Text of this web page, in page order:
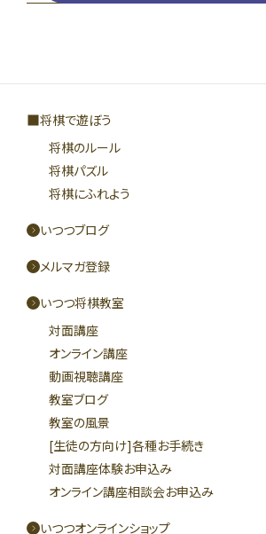
将棋で遊ぼう
将棋のルール
将棋パズル
将棋にふれよう
いつつブログ
メルマガ登録
いつつ将棋教室
対面講座
オンライン講座
動画視聴講座
教室ブログ
教室の風景
[生徒の方向け]各種お手続き
対面講座体験お申込み
オンライン講座相談会お申込み
いつつオンラインショップ